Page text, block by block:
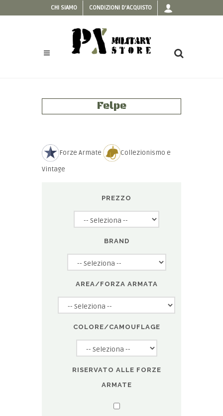
CHI SIAMO CONDIZIONI D'ACQUISTO
Felpe
Forze Armate Collezionismo e
Vintage
PREZZO
BRAND
AREA/FORZA ARMATA
COLORE/CAMOUFLAGE
RISERVATO ALLE FORZE
ARMATE